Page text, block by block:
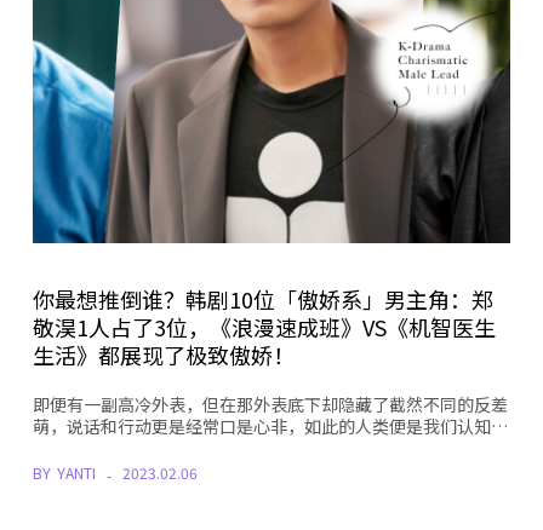
你最想推倒谁？韩剧10位「傲娇系」男主角：郑
敬淏1人占了3位，《浪漫速成班》VS《机智医生
生活》都展现了极致傲娇！
即便有一副高冷外表，但在那外表底下却隐藏了截然不同的反差
萌，说话和行动更是经常口是心非，如此的人类便是我们认知…
BY YANTI 2023.02.06